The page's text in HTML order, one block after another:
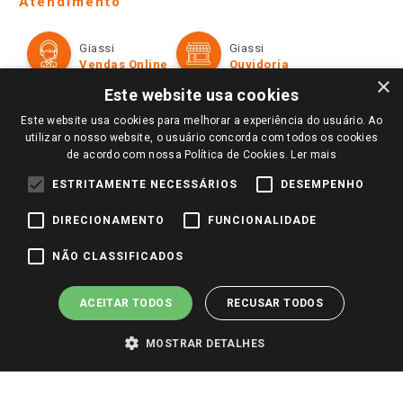
Televendas
Perguntas frequentes
Trabalhe Conosco
Identidade Visual
Formas de Pagamento
Políticas de entrega
Trocas e Devoluções
Giassi
Vendas Online
Giassi
Ouvidoria
Redes Sociais
Pagamento e Segurança
×
Este website usa cookies
Este website usa cookies para melhorar a experiência do usuário. Ao
utilizar o nosso website, o usuário concorda com todos os cookies
de acordo com nossa Política de Cookies. Ler mais
ESTRITAMENTE NECESSÁRIOS DESEMPENHO
DIRECIONAMENTO FUNCIONALIDADE
NÃO CLASSIFICADOS
ACEITAR TODOS RECUSAR TODOS
MOSTRAR DETALHES